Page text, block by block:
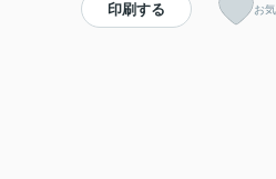
印刷する お